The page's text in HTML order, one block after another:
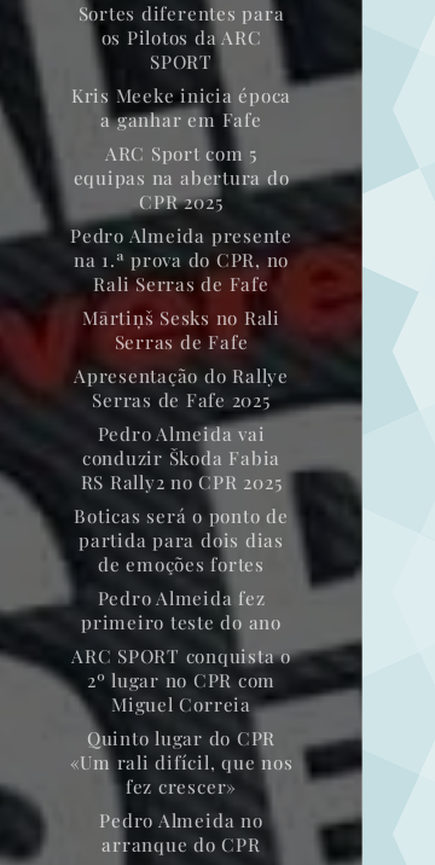
Sortes diferentes para
os Pilotos da ARC
SPORT
Kris Meeke inicia época
a ganhar em Fafe
ARC Sport com 5
equipas na abertura do
CPR 2025
Pedro Almeida presente
na 1.ª prova do CPR, no
Rali Serras de Fafe
Mārtiņš Sesks no Rali
Serras de Fafe
Apresentação do Rallye
Serras de Fafe 2025
Pedro Almeida vai
conduzir Škoda Fabia
RS Rally2 no CPR 2025
Boticas será o ponto de
partida para dois dias
de emoções fortes
Pedro Almeida fez
primeiro teste do ano
ARC SPORT conquista o
2º lugar no CPR com
Miguel Correia
Quinto lugar do CPR
«Um rali difícil, que nos
fez crescer»
Pedro Almeida no
arranque do CPR